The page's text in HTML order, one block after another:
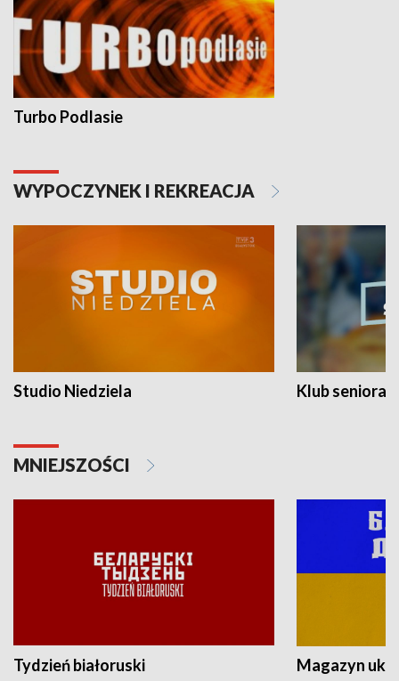
Turbo Podlasie
WYPOCZYNEK I REKREACJA
Studio Niedziela Klub seniora
MNIEJSZOŚCI
Tydzień białoruski Magazyn